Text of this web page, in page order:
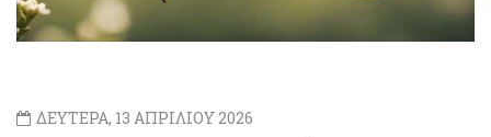
ΔΕΥΤΕΡΑ, 13 ΑΠΡΙΛΙΟΥ 2026